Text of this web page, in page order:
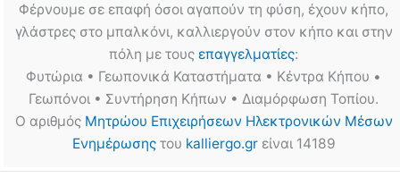
Φέρνουμε σε επαφή όσοι αγαπούν τη φύση, έχουν κήπο,
γλάστρες στο μπαλκόνι, καλλιεργούν στον κήπο και στην
πόλη με τους επαγγελματίες:
Φυτώρια • Γεωπονικά Καταστήματα • Κέντρα Κήπου •
Γεωπόνοι • Συντήρηση Κήπων • Διαμόρφωση Τοπίου.
Ο αριθμός Μητρώου Επιχειρήσεων Ηλεκτρονικών Μέσων
Ενημέρωσηςτου kalliergo.grείναι 14189